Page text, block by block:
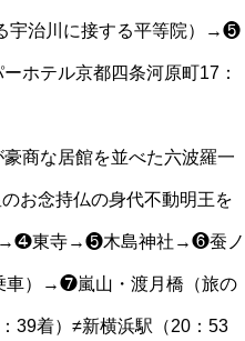
宇治川に接する平等院）→❺
ホテル京都四条河原町17：
商な居館を並べた六波羅一
お念持仏の身代不動明王を
→❹東寺→❺木島神社→❻蚕ノ
車）→❼嵐山・渡月橋（旅の
39着）≠新横浜駅（20：53